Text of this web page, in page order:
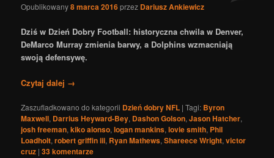
Opublikowany8 marca 2016przez Dariusz Ankiewicz
Dziś w Dzień Dobry Football: historyczna chwila w Denver,
DeMarco Murray zmienia barwy, a Dolphins wzmacniają
swoją defensywę.
Czytaj dalej →
Zaszufladkowano do kategorii Dzień dobry NFL |Tagi: Byron
Maxwell, Darrius Heyward-Bey, Dashon Golson,Jason Hatcher,
josh freeman,kiko alonso,logan mankins,lovie smith, Phil
Loadholt,robert griffin iii, Ryan Mathews,Shareece Wright,victor
cruz |33komentarze